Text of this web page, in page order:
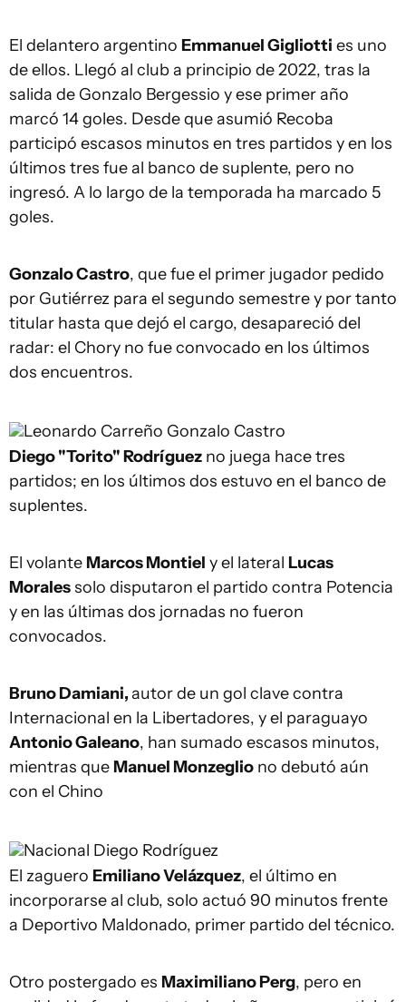
El delantero argentino Emmanuel Gigliotti es uno
de ellos. Llegó al club a principio de 2022, tras la
salida de Gonzalo Bergessio y ese primer año
marcó 14 goles. Desde que asumió Recoba
participó escasos minutos en tres partidos y en los
últimos tres fue al banco de suplente, pero no
ingresó. A lo largo de la temporada ha marcado 5
goles.
Gonzalo Castro, que fue el primer jugador pedido
por Gutiérrez para el segundo semestre y por tanto
titular hasta que dejó el cargo, desapareció del
radar: el Chory no fue convocado en los últimos
dos encuentros.
Leonardo Carreño Gonzalo Castro
Diego "Torito" Rodríguez no juega hace tres
partidos; en los últimos dos estuvo en el banco de
suplentes.
El volante Marcos Montiel y el lateral Lucas
Moralessolo disputaron el partido contra Potencia
y en las últimas dos jornadas no fueron
convocados.
Bruno Damiani,autor de un gol clave contra
Internacional en la Libertadores, y el paraguayo
Antonio Galeano, han sumado escasos minutos,
mientras que Manuel Monzeglio no debutó aún
con el Chino
Nacional Diego Rodríguez
El zaguero Emiliano Velázquez, el último en
incorporarse al club, solo actuó 90 minutos frente
a Deportivo Maldonado, primer partido del técnico.
Otro postergado es Maximiliano Perg, pero en